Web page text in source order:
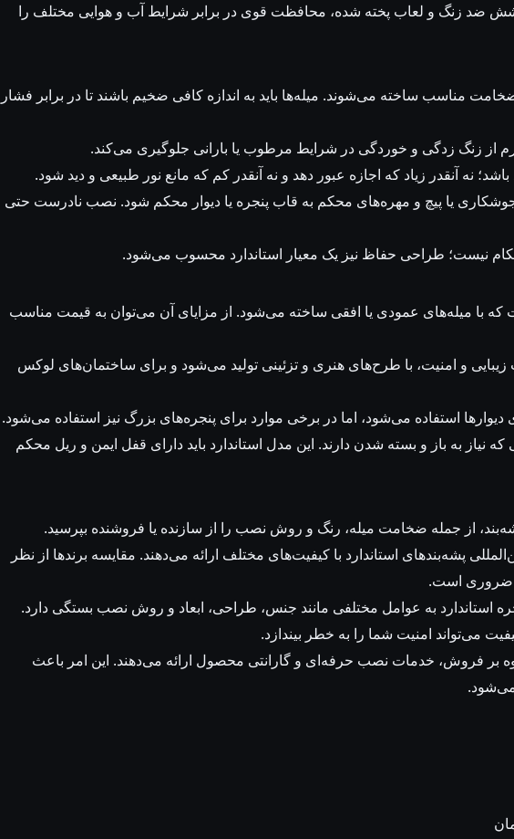
ضد زنگ و لعاب پخته شده، محافظت قوی در برابر شرایط آب و هوایی مختلف را
مناسب ساخته می‌شوند. میله‌ها باید به اندازه کافی ضخیم باشند تا در برابر فشار
از زنگ زدگی و خوردگی در شرایط مرطوب یا بارانی جلوگیری می‌کند.
نه آنقدر زیاد که اجازه عبور دهد و نه آنقدر کم که مانع نور طبیعی و دید شود.
یا پیچ و مهره‌های محکم به قاب پنجره یا دیوار محکم شود. نصب نادرست حتی
نیست؛ طراحی حفاظ نیز یک معیار استاندارد محسوب می‌شود.
که با میله‌های عمودی یا افقی ساخته می‌شود. از مزایای آن می‌توان به قیمت مناسب
زیبایی و امنیت، با طرح‌های هنری و تزئینی تولید می‌شود و برای ساختمان‌های لوکس
دیوارها استفاده می‌شود، اما در برخی موارد برای پنجره‌های بزرگ نیز استفاده می‌شود.
نیاز به باز و بسته شدن دارند. این مدل استاندارد باید دارای قفل ایمن و ریل محکم
از جمله ضخامت میله، رنگ و روش نصب را از سازنده یا فروشنده بپرسید.
پشه‌بندهای استاندارد با کیفیت‌های مختلف ارائه می‌دهند. مقایسه برندها از نظر
ضروری است.
استاندارد به عوامل مختلفی مانند جنس، طراحی، ابعاد و روش نصب بستگی دارد.
می‌تواند امنیت شما را به خطر بیندازد.
بر فروش، خدمات نصب حرفه‌ای و گارانتی محصول ارائه می‌دهند. این امر باعث